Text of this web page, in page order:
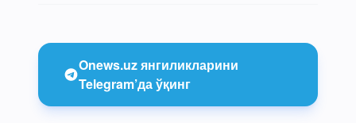
Onews.uz янгиликларини
Telegram’да ўқинг